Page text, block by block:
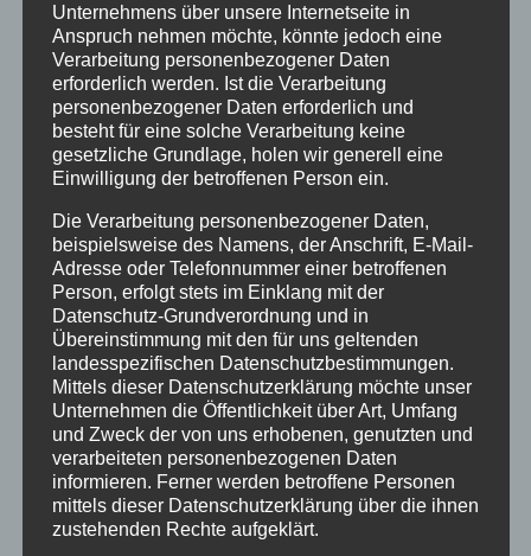
Neueste Beiträge
Neue Grundkurs – Seminare im Korbflechten
Unternehmens über unsere Internetseite in
Anspruch nehmen möchte, könnte jedoch eine
Verarbeitung personenbezogener Daten
erforderlich werden. Ist die Verarbeitung
personenbezogener Daten erforderlich und
besteht für eine solche Verarbeitung keine
gesetzliche Grundlage, holen wir generell eine
Einwilligung der betroffenen Person ein.
Die Verarbeitung personenbezogener Daten,
beispielsweise des Namens, der Anschrift, E-Mail-
Adresse oder Telefonnummer einer betroffenen
Person, erfolgt stets im Einklang mit der
Datenschutz-Grundverordnung und in
Übereinstimmung mit den für uns geltenden
landesspezifischen Datenschutzbestimmungen.
Mittels dieser Datenschutzerklärung möchte unser
Unternehmen die Öffentlichkeit über Art, Umfang
und Zweck der von uns erhobenen, genutzten und
verarbeiteten personenbezogenen Daten
informieren. Ferner werden betroffene Personen
mittels dieser Datenschutzerklärung über die ihnen
zustehenden Rechte aufgeklärt.